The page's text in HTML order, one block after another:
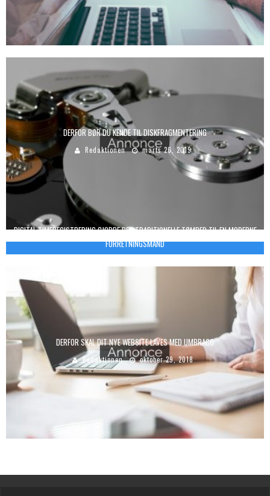
DERFOR BØR DU KENDE TIL DISKFRAGMENTERING
Redaktionen marts 26, 2019
DIGITAL TIMEREGISTRERING GJORDE DEN TRADITIONELLE TØMRER TIL EN MODERNE
FORRETNINGSMAND
DERFOR SKAL DIT NYE WEBSITE LAVES MED UMBRACO
Redaktionen oktober 29, 2018